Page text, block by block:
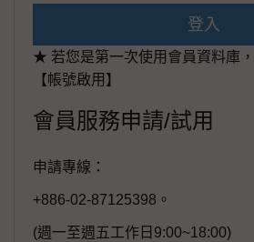
登入
★ 若您是第一次使用會員資料庫
【帳號啟用】
會員服務申請/試用
申請專線：
+886-02-87125398。
(週一至週五工作日9:00~18:00)